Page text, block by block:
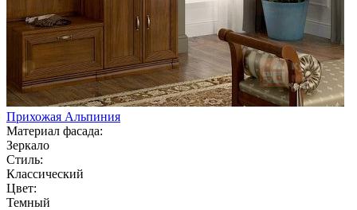
Прихожая Альпиния
Материал фасада:
Зеркало
Стиль:
Классический
Цвет:
Темный